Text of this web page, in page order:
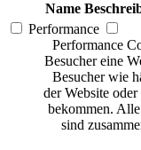
Name
Performance
Performance
Besucher eine
Besucher wie
der Website
bekommen.
sind